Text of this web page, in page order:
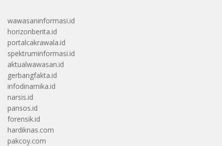
wawasaninformasi.id
horizonberita.id
portalcakrawala.id
spektruminformasi.id
aktualwawasan.id
gerbangfakta.id
infodinamika.id
narsis.id
pansos.id
forensik.id
hardiknas.com
pakcoy.com